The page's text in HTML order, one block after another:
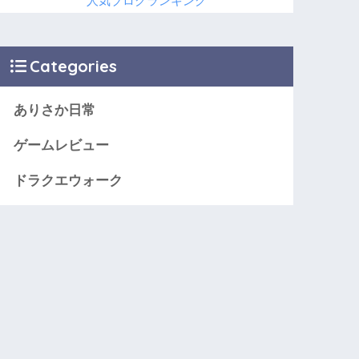
Categories
ありさか日常
ゲームレビュー
ドラクエウォーク